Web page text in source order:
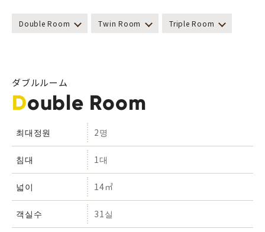
Double Room Twin Room Triple Room
ダブルルーム
Double Room
최대정원 2명
침대 1대
넓이 14㎡
객실수 31실